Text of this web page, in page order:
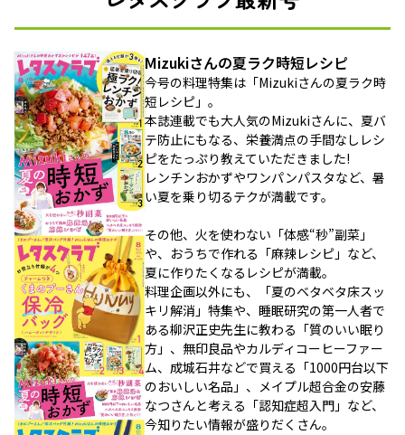
Mizukiさんの夏ラク時短レシピ
今号の料理特集は「Mizukiさんの夏ラク時
短レシピ」。
本誌連載でも大人気のMizukiさんに、夏バ
テ防止にもなる、栄養満点の手間なしレシ
ピをたっぷり教えていただきました!
レンチンおかずやワンパンパスタなど、暑
い夏を乗り切るテクが満載です。
その他、火を使わない「体感“秒”副菜」
や、おうちで作れる「麻辣レシピ」など、
夏に作りたくなるレシピが満載。
料理企画以外にも、「夏のベタベタ床スッ
キリ解消」特集や、睡眠研究の第一人者で
ある柳沢正史先生に教わる「質のいい眠り
方」、無印良品やカルディコーヒーファー
ム、成城石井などで買える「1000円台以下
のおいしい名品」、メイプル超合金の安藤
なつさんと考える「認知症超入門」など、
今知りたい情報が盛りだくさん。